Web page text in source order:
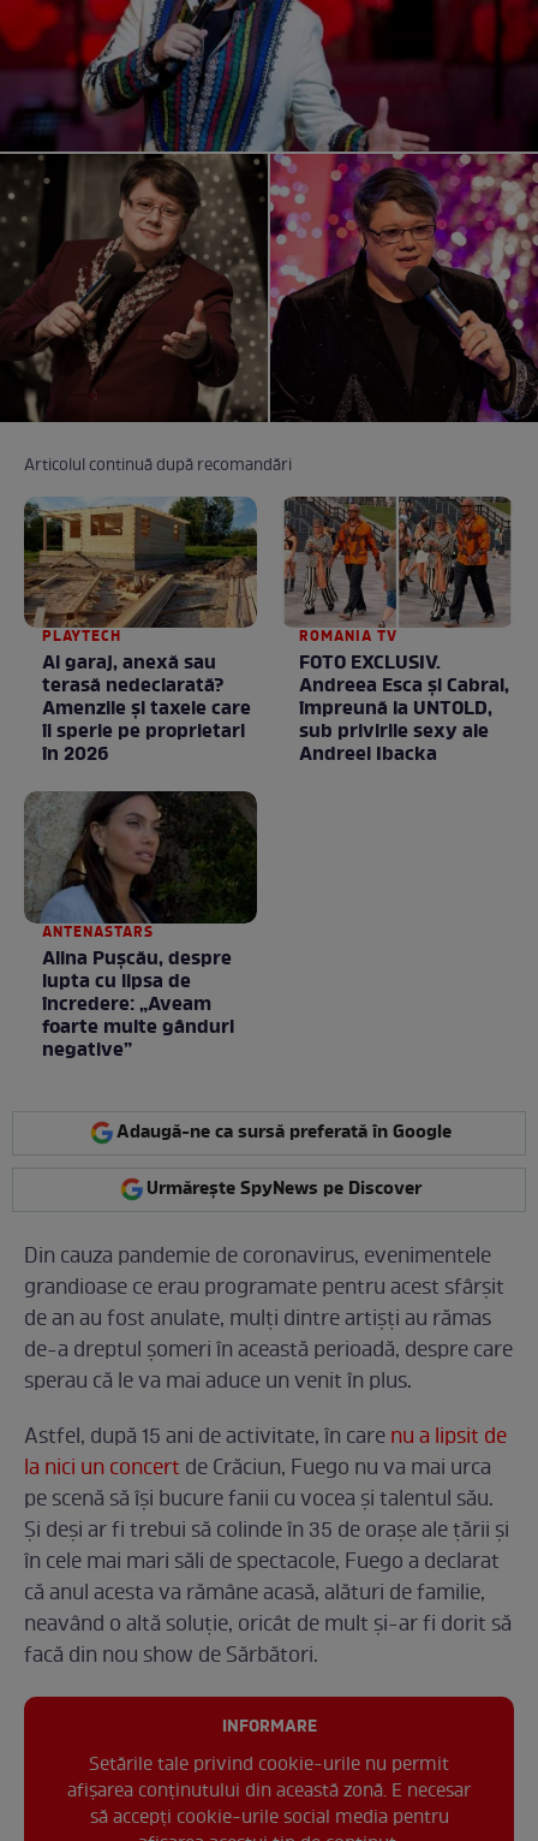
Articolul continuă după recomandări
PLAYTECH
Ai garaj, anexă sau
terasă nedeclarată?
Amenzile și taxele care
îi sperie pe proprietari
în 2026
ROMANIA TV
FOTO EXCLUSIV.
Andreea Esca şi Cabral,
împreună la UNTOLD,
sub privirile sexy ale
Andreei Ibacka
ANTENASTARS
Alina Pușcău, despre
lupta cu lipsa de
încredere: „Aveam
foarte multe gânduri
negative”
Adaugă-ne ca sursă preferată în Google
Urmărește SpyNews pe Discover
Din cauza pandemie de coronavirus, evenimentele
grandioase ce erau programate pentru acest sfârșit
de an au fost anulate, mulți dintre artișți au rămas
de-a dreptul șomeri în această perioadă, despre care
sperau că le va mai aduce un venit în plus.
Astfel, după 15 ani de activitate, în carenu a lipsit de
la nici un concert de Crăciun, Fuego nu va mai urca
pe scenă să își bucure fanii cu vocea și talentul său.
Și deși ar fi trebui să colinde în 35 de orașe ale țării și
în cele mai mari săli de spectacole, Fuego a declarat
că anul acesta va rămâne acasă, alături de familie,
neavând o altă soluție, oricât de mult și-ar fi dorit să
facă din nou show de Sărbători.
INFORMARE
Setările tale privind cookie-urile nu permit
afișarea conținutului din această zonă. E necesar
să accepți cookie-urile social media pentru